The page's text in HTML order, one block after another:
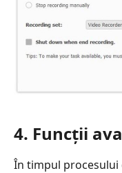
4. Funcții
În timpul